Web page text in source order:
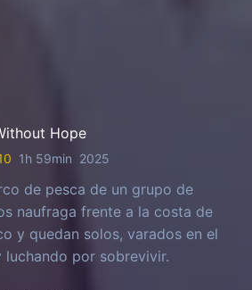
Hope
1h 59min 2025
de pesca de un grupo de
naufraga frente a la costa de
y quedan solos, varados en el
luchando por sobrevivir.